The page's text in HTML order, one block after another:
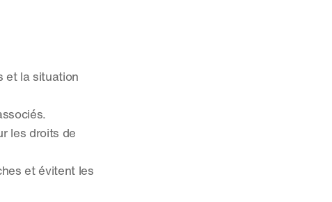
et la situation
les droits de
et évitent les